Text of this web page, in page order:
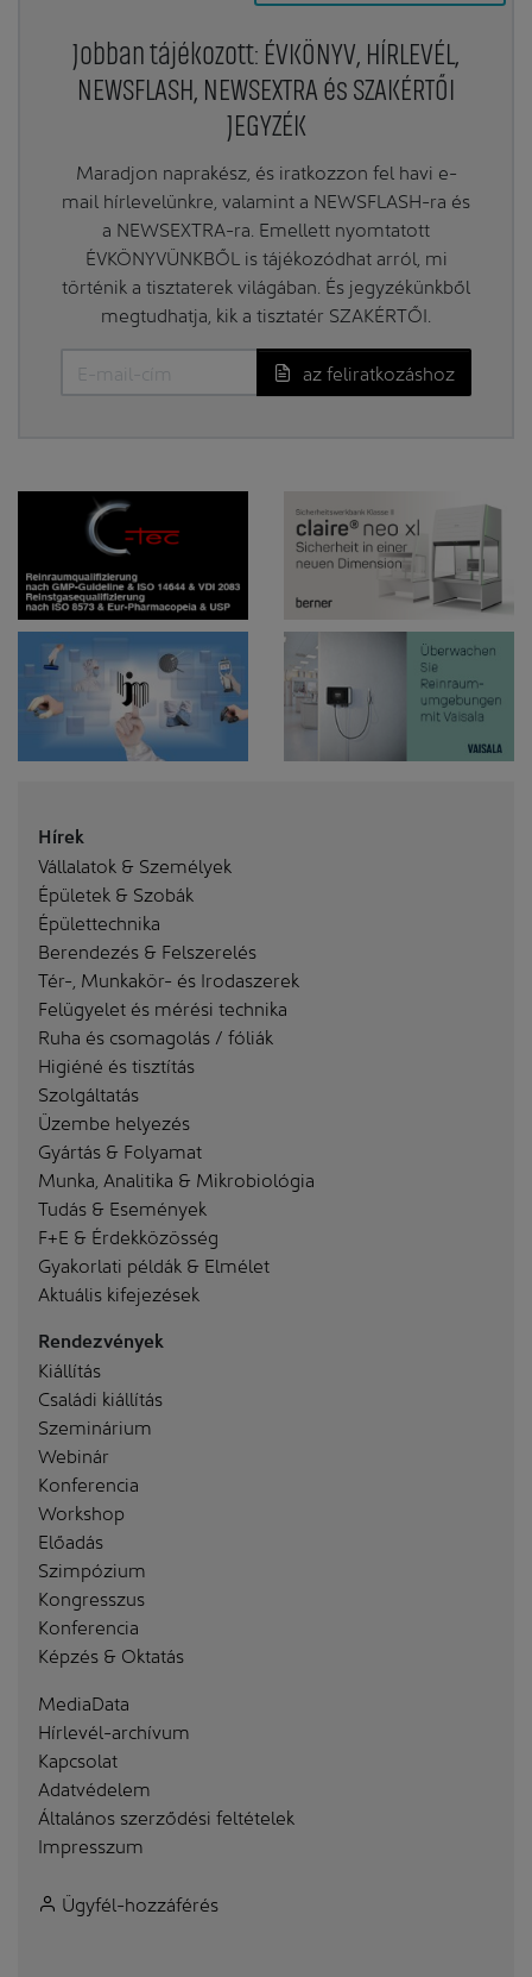
Jobban tájékozott: ÉVKÖNYV, HÍRLEVÉL,
NEWSFLASH, NEWSEXTRA és SZAKÉRTŐI
JEGYZÉK
Maradjon naprakész, és iratkozzon fel havi e-
mail hírlevelünkre, valamint a NEWSFLASH-ra és
a NEWSEXTRA-ra. Emellett nyomtatott
ÉVKÖNYVÜNKBŐL is tájékozódhat arról, mi
történik a tisztaterek világában. És jegyzékünkből
megtudhatja, kik a tisztatér SZAKÉRTŐI.
az feliratkozáshoz
Hírek
Vállalatok & Személyek
Épületek & Szobák
Épülettechnika
Berendezés & Felszerelés
Tér-, Munkakör- és Irodaszerek
Felügyelet és mérési technika
Ruha és csomagolás / fóliák
Higiéné és tisztítás
Szolgáltatás
Üzembe helyezés
Gyártás & Folyamat
Munka, Analitika & Mikrobiológia
Tudás & Események
F+E & Érdekközösség
Gyakorlati példák & Elmélet
Aktuális kifejezések
Rendezvények
Kiállítás
Családi kiállítás
Szeminárium
Webinár
Konferencia
Workshop
Előadás
Szimpózium
Kongresszus
Konferencia
Képzés & Oktatás
MediaData
Hírlevél-archívum
Kapcsolat
Adatvédelem
Általános szerződési feltételek
Impresszum
Ügyfél-hozzáférés